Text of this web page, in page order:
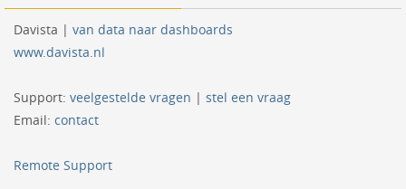
Davista | van data naar dashboards
www.davista.nl
Support: veelgestelde vragen | stel een vraag
Email: contact
Remote Support